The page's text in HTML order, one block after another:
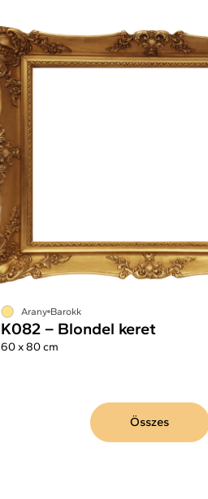
Arany Barokk
K082 – Blondel keret
60 x 80 cm
Összes